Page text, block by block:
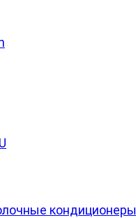
кондиционеры